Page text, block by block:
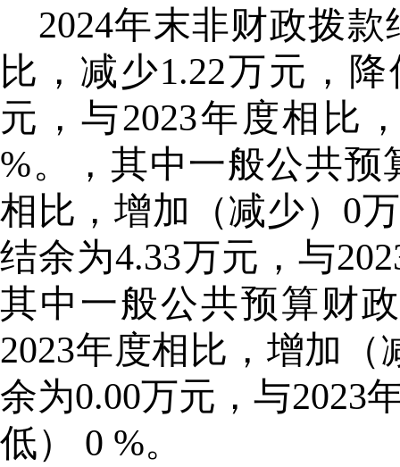
2024年末非财政拨
比，减少1.22万元，
元，与2023年度相比
%。，其中一般公共预
相比，增加（减少）0
结余为4.33万元，与
其中一般公共预算财
2023年度相比，增加
余为0.00万元，与2023
低） 0 %。